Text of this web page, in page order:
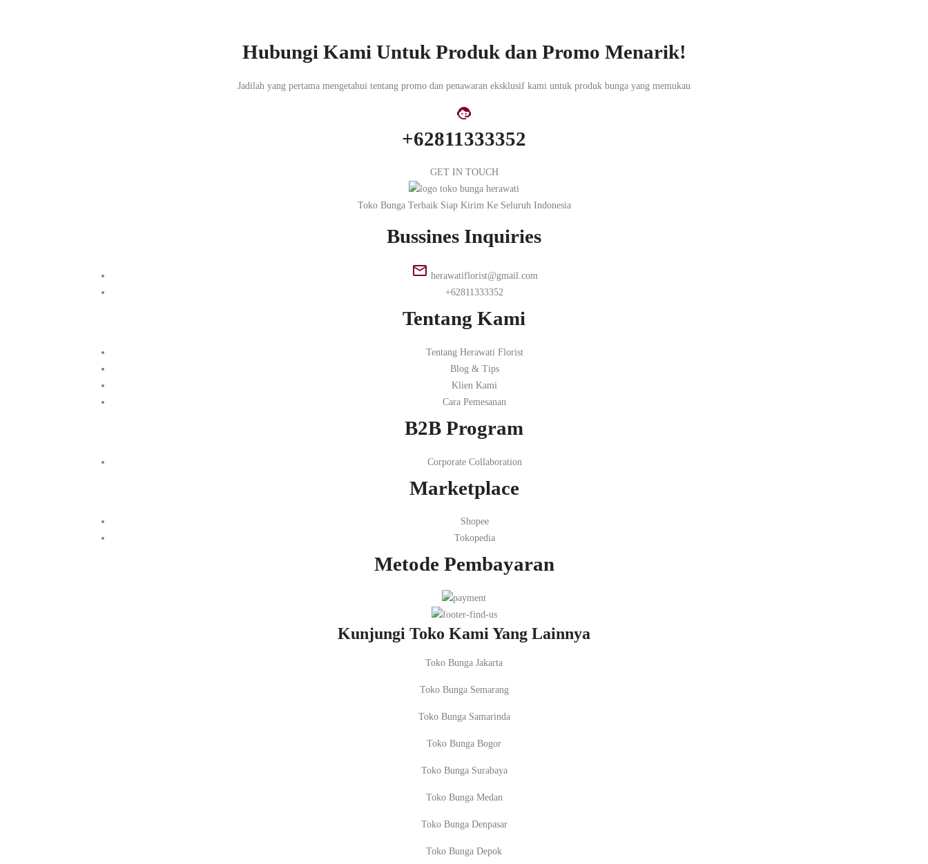
Hubungi Kami Untuk Produk dan Promo Menarik!
Jadilah yang pertama mengetahui tentang promo dan penawaran eksklusif kami untuk produk bunga yang memukau
+62811333352
GET IN TOUCH
Toko Bunga Terbaik Siap Kirim Ke Seluruh Indonesia
Bussines Inquiries
herawatiflorist@gmail.com
+62811333352
Tentang Kami
Tentang Herawati Florist
Blog & Tips
Klien Kami
Cara Pemesanan
B2B Program
Corporate Collaboration
Marketplace
Shopee
Tokopedia
Metode Pembayaran
Kunjungi Toko Kami Yang Lainnya
Toko Bunga Jakarta
Toko Bunga Semarang
Toko Bunga Samarinda
Toko Bunga Bogor
Toko Bunga Surabaya
Toko Bunga Medan
Toko Bunga Denpasar
Toko Bunga Depok